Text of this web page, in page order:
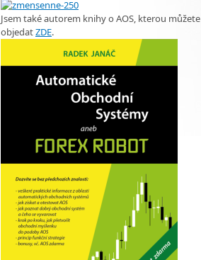
Jsem také autorem knihy o AOS, kterou můžete
objedatZDE.